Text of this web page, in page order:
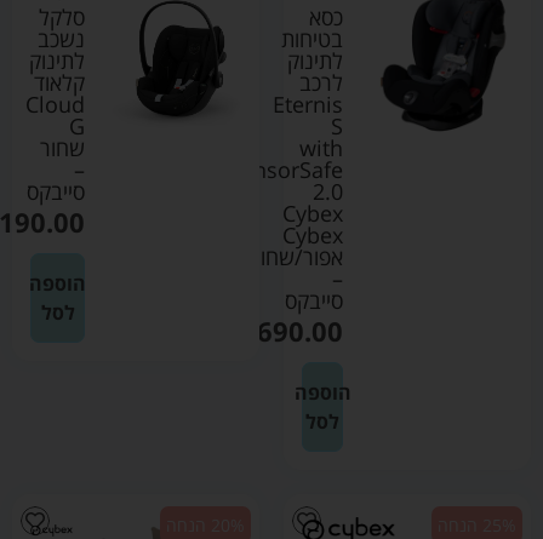
כסא
בטיחות
לתינוק
לרכב
Eternis
S
with
SensorSafe
2.0
Cybex
Cybex
אפור/שחור
–
סייבקס
1690.00
הוספה
לסל
סלקל
נשכב
לתינוק
קלאוד
Cloud
G
שחור
–
סייבקס
הוספה
לסל